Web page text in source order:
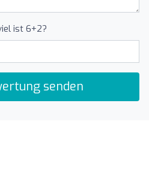
ist 6+2?
senden